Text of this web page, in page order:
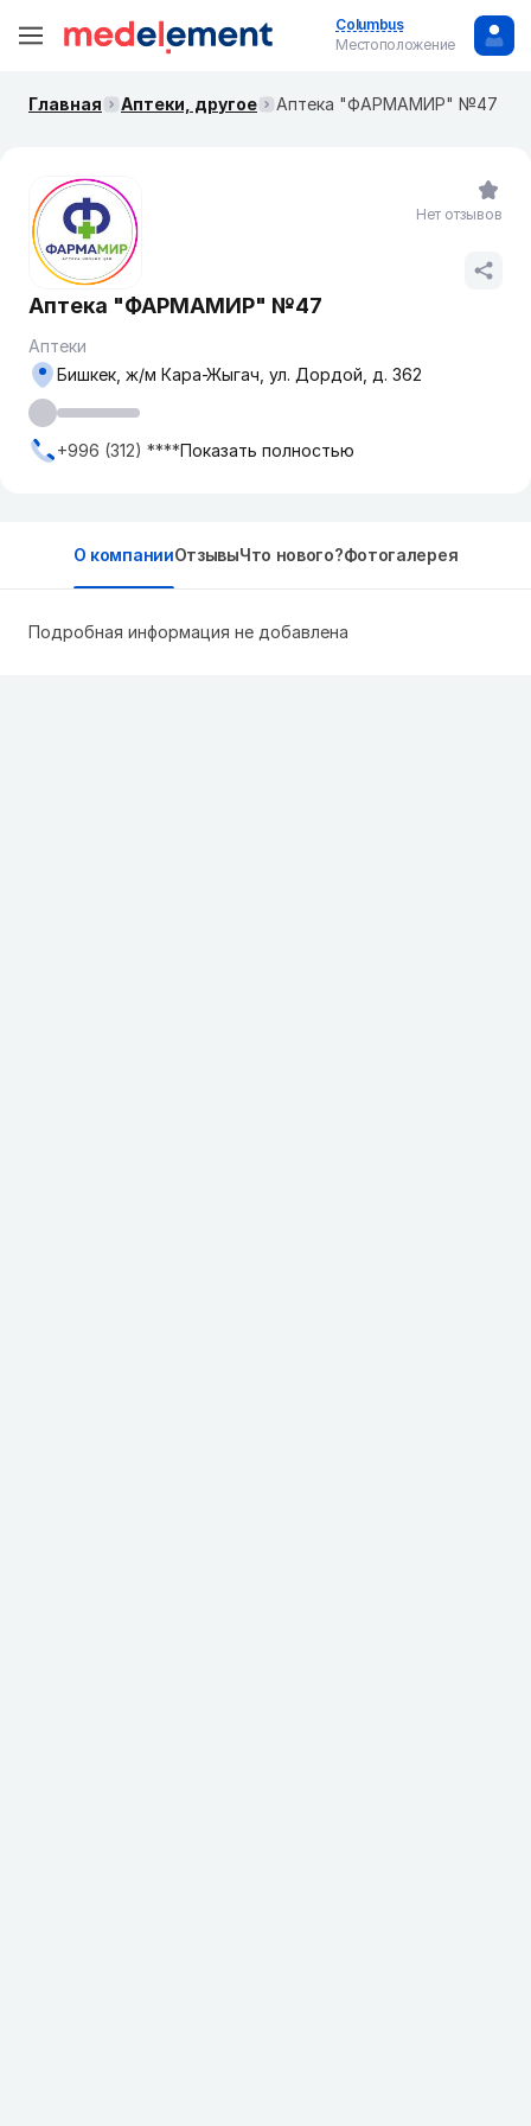
Columbus
Местоположение
Главная Аптеки, другое Аптека "ФАРМАМИР" №47
Аптека "ФАРМАМИР" №47
Аптеки
Бишкек, ​ж/м Кара-Жыгач, ул. Дордой, д. 362
+996 (312) ****Показать полностью
Нет отзывов
О компанииОтзывыЧто нового?Фотогалерея
Подробная информация не добавлена